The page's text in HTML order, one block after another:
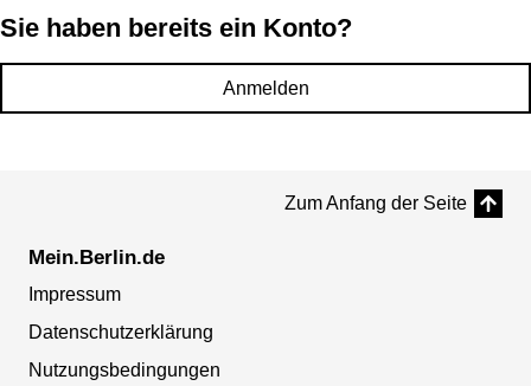
Sie haben bereits ein Konto?
Anmelden
Zum Anfang der Seite
Mein.Berlin.de
Impressum
Datenschutzerklärung
Nutzungsbedingungen